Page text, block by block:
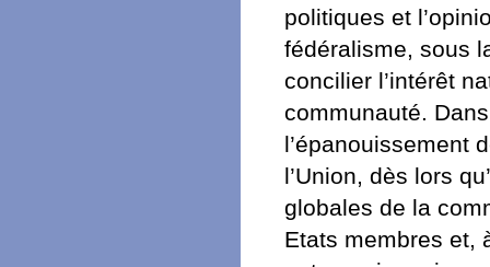
politiques et
fédéralisme, sous
concilier l’intérêt
communauté.
l’épanouissement
l’Union, dès lors
globales de la
Etats membres et,